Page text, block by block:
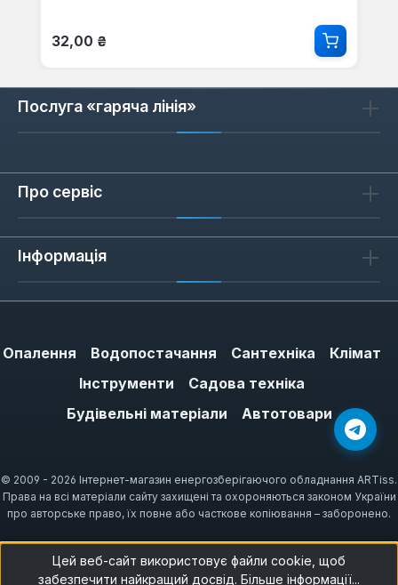
Звичайна ціна:
32,00 ₴
Послуга «гаряча лінія»
Про сервіс
Інформація
Опалення Водопостачання Сантехніка
Клімат
Інструменти
Садова техніка
Будівельні матеріали
Автотовари
© 2009 - 2026 Інтернет-магазин енергозберігаючого обладнання ARTiss.
Права на всі матеріали сайту захищені та охороняються законом України
про авторське право, їх повне або часткове копіювання – заборонено.
Цей веб-сайт використовує файли cookie, щоб
забезпечити найкращий досвід. Більше інформації...